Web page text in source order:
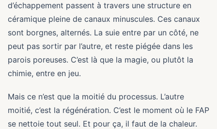
d’échappement passent à travers une structure en
céramique pleine de canaux minuscules. Ces canaux
sont borgnes, alternés. La suie entre par un côté, ne
peut pas sortir par l’autre, et reste piégée dans les
parois poreuses. C’est là que la magie, ou plutôt la
chimie, entre en jeu.
Mais ce n’est que la moitié du processus. L’autre
moitié, c’est la régénération. C’est le moment où le FAP
se nettoie tout seul. Et pour ça, il faut de la chaleur.